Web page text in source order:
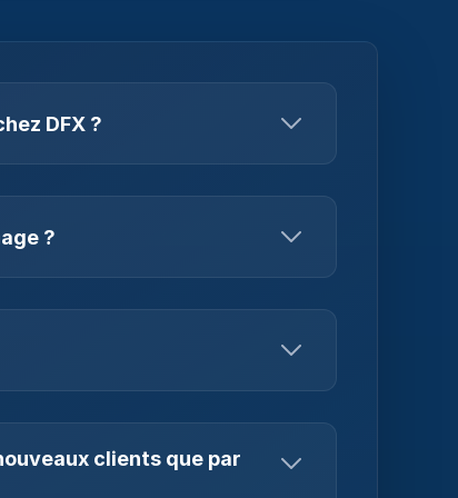
DFX ?
du lien de parrainage ou
personne te sert de point de
que cette confirmation est
utiliser ton compte DFX.
?
et termine avec succès le
reconnue.
clients que par